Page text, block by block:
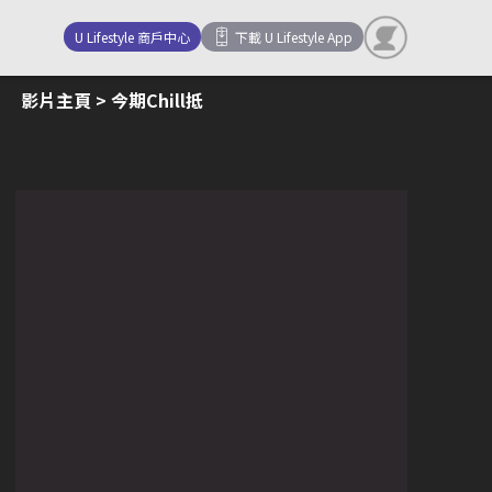
U Lifestyle 商戶中心 下載 U Lifestyle App
影片主頁 > 今期Chill抵